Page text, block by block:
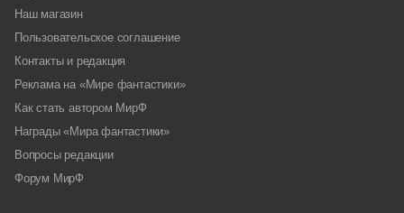
Наш магазин
Пользовательское соглашение
Контакты и редакция
Реклама на «Мире фантастики»
Как стать автором МирФ
Награды «Мира фантастики»
Вопросы редакции
Форум МирФ